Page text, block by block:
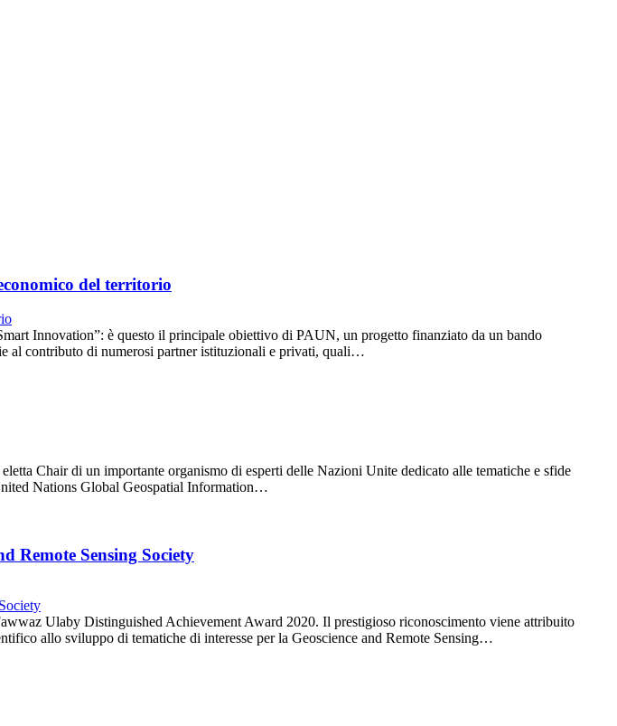
del territorio
Innovation”: è questo il principale obiettivo di PAUN, un progetto finanziato da un bando
al contributo di numerosi partner istituzionali e privati, quali…
Chair di un importante organismo di esperti delle Nazioni Unite dedicato alle tematiche e sfide
Nations Global Geospatial Information…
Remote Sensing Society
Ulaby Distinguished Achievement Award 2020. Il prestigioso riconoscimento viene attribuito
allo sviluppo di tematiche di interesse per la Geoscience and Remote Sensing…